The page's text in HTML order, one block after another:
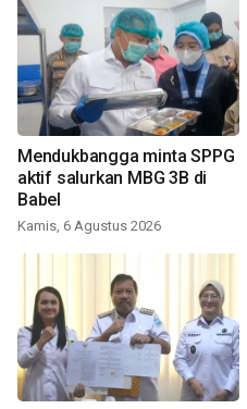
Mendukbangga minta SPPG
aktif salurkan MBG 3B di
Babel
Kamis, 6 Agustus 2026